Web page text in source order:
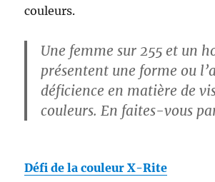
couleurs.
Une femme sur 255 et un
présentent une forme ou
déficience en matière de
couleurs. En faites-vous
Défi de la couleur X-Rite